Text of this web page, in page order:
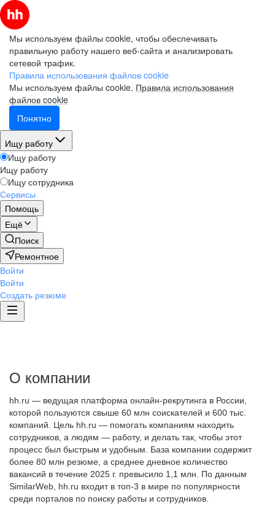
Мы используем файлы cookie, чтобы обеспечивать
правильную работу нашего веб-сайта и анализировать
сетевой трафик.
Правила использования файлов cookie
Мы используем файлы cookie. Правила использования
файлов cookie
Понятно
Ищу работу
Ищу работу
Ищу работу
Ищу сотрудника
Сервисы
Помощь
Ещё
Поиск
Ремонтное
Войти
Войти
Создать резюме
О компании
hh.ru — ведущая платформа онлайн-рекрутинга в России,
которой пользуются свыше 60 млн соискателей и 600 тыс.
компаний. Цель hh.ru — помогать компаниям находить
сотрудников, а людям — работу, и делать так, чтобы этот
процесс был быстрым и удобным. База компании содержит
более 80 млн резюме, а среднее дневное количество
вакансий в течение 2025 г. превысило 1,1 млн. По данным
SimilarWeb, hh.ru входит в топ-3 в мире по популярности
среди порталов по поиску работы и сотрудников.